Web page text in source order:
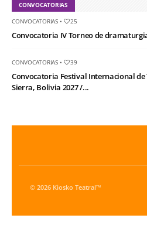
CONVOCATORIAS
CONVOCATORIAS• 25
Convocatoria IV Torneo de
CONVOCATORIAS• 39
Convocatoria Festival Internacional de
Sierra, Bolivia 2027 /...
© 2026 Kiosko Teatral™